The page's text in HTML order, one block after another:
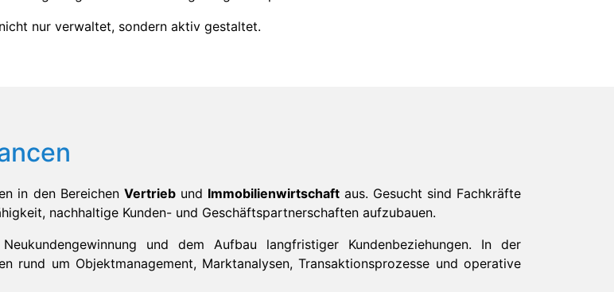
nur verwaltet, sondern aktiv gestaltet.
in den Bereichen Vertriebund Immobilienwirtschaftaus. Gesucht sind Fachkräfte
nachhaltige Kunden- und Geschäftspartnerschaften aufzubauen.
und dem Aufbau langfristiger Kundenbeziehungen. In der
rund um Objektmanagement, Marktanalysen, Transaktionsprozesse und operative